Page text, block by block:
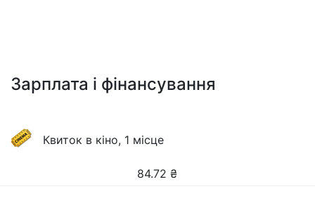
Зарплата і фінансування
Квиток в кіно, 1 місце
84.72 ₴